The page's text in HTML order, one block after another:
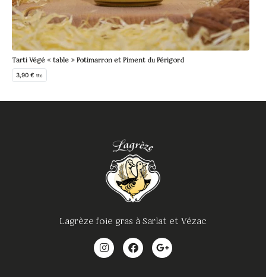
Tarti Végé « table » Potimarron et Piment du Périgord
3,90 € ttc
Lagrèze foie gras à Sarlat et Vézac